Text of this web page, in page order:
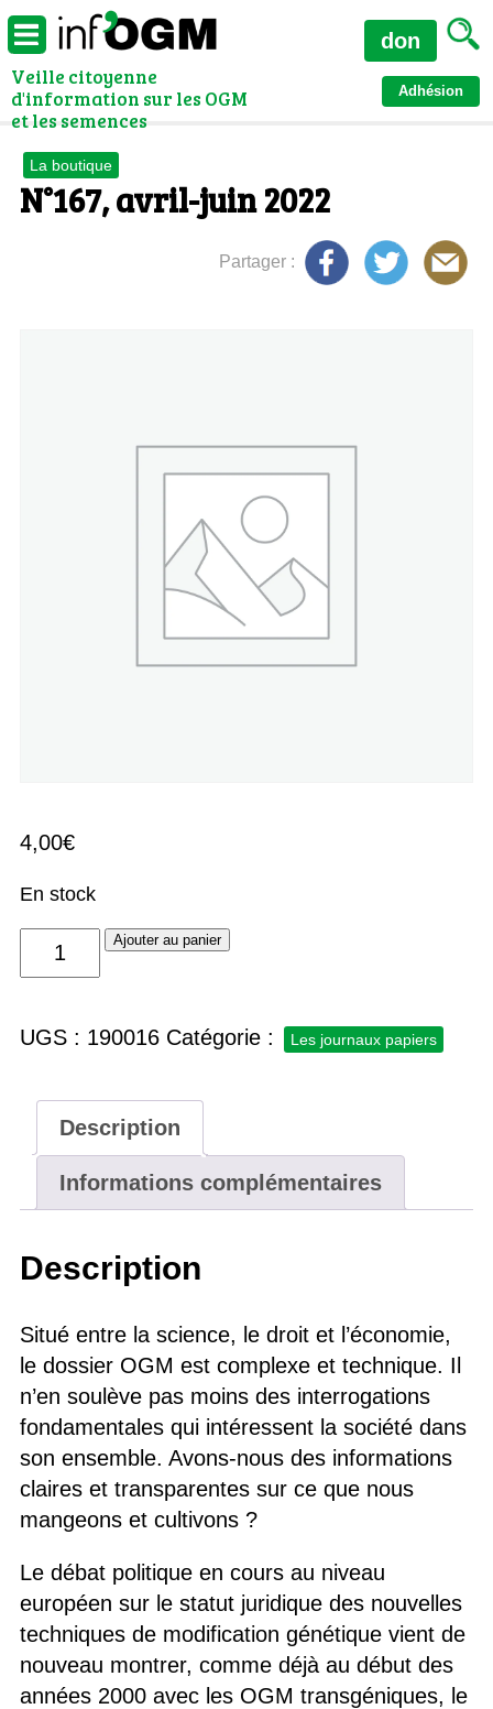
Veille citoyenne
d'information sur les OGM
et les semences
Adhésion
don
La boutique
N°167, avril-juin 2022
Partager :
4,00€
En stock
quantité
de
avril-
2022
Ajouter au panier
UGS : 190016 Catégorie : Les journaux papiers
Description
Informations complémentaires
Description
Situé entre la science, le droit et l’économie,
le dossier OGM est complexe et technique. Il
n’en soulève pas moins des interrogations
fondamentales qui intéressent la société dans
son ensemble. Avons-nous des informations
claires et transparentes sur ce que nous
mangeons et cultivons ?
Le débat politique en cours au niveau
européen sur le statut juridique des nouvelles
techniques de modification génétique vient de
nouveau montrer, comme déjà au début des
années 2000 avec les OGM transgéniques, le